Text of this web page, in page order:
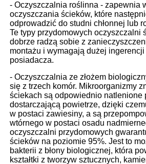
- Oczyszczalnia roślinna - zapewnia
oczyszczania ścieków, które
odprowadzić do studni chłonnej lub
Te typy przydomowych oczyszczalni
dobrze radzą sobie z
montażu i wymagają dużej ingerencji
posiadacza.
- Oczyszczalnia ze złożem
się z trzech komór. Mikroorganizmy
ściekach są odpowiednio natlenione
dostarczającą powietrze, dzięki
w postaci zawiesiny, a są
wtórnego w postaci osadu
oczyszczalni przydomowych
ścieków na poziomie 95%. Jest to
bakterii z błony biologicznej, która
kształtki z tworzyw sztucznych,